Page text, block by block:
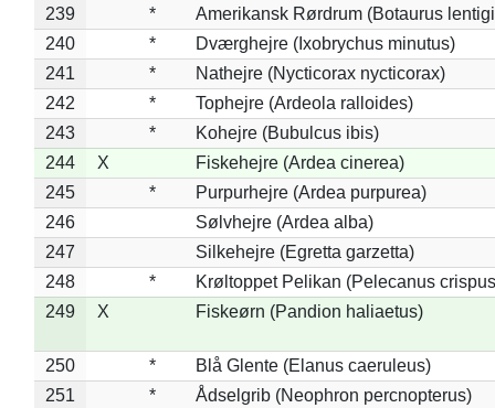
239
*
Amerikansk Rørdrum (Botaurus
240
*
Dværghejre (Ixobrychus minutus)
241
*
Nathejre (Nycticorax nycticorax)
242
*
Tophejre (Ardeola ralloides)
243
*
Kohejre (Bubulcus ibis)
244
X
Fiskehejre (Ardea cinerea)
245
*
Purpurhejre (Ardea purpurea)
246
Sølvhejre (Ardea alba)
247
Silkehejre (Egretta garzetta)
248
*
Krøltoppet Pelikan (Pelecanus
249
X Fiskeørn (Pandion haliaetus)
250 *
Blå Glente (Elanus caeruleus)
251
*
Ådselgrib (Neophron percnopterus)